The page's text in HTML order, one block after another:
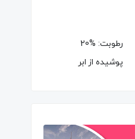
رطوبت: 20%
پوشیده از ابر